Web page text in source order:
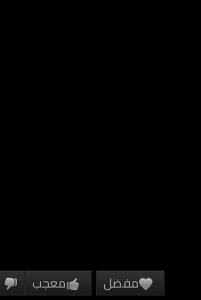
مفضل معجب